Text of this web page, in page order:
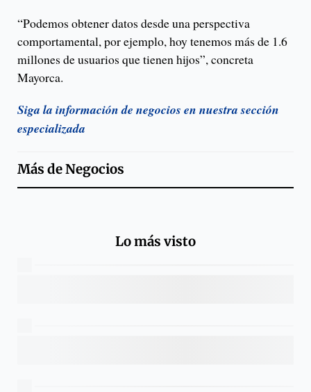
“Podemos obtener datos desde una perspectiva
comportamental, por ejemplo, hoy tenemos más de 1.6
millones de usuarios que tienen hijos”, concreta
Mayorca.
Siga la información de negocios en nuestra sección
especializada
Más deNegocios
Lo más visto